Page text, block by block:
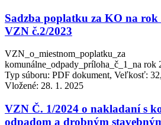
Sadzba poplatku za KO na
VZN č.2/2023
VZN_o_miestnom_poplatku_za
komunálne_odpady_príloha_č_1_na rok
Typ súboru: PDF dokument, Veľkosť:
Vložené: 28. 1. 2025
VZN Č. 1/2024 o nakladaní s
odpadom a drobným